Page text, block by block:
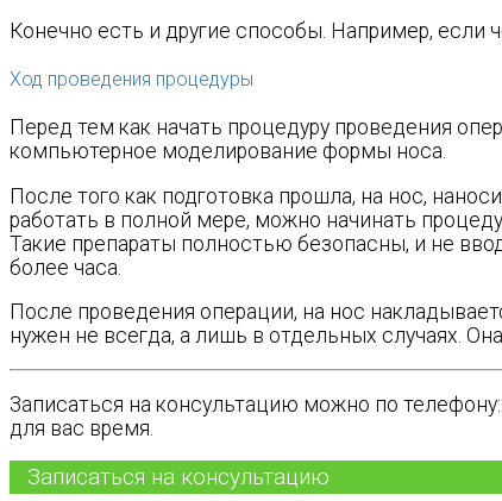
Конечно есть и другие способы. Например, если
Ход проведения процедуры
Перед тем как начать процедуру проведения
компьютерное моделирование формы носа.
После того как подготовка прошла, на нос,
работать в полной мере, можно начинать
Такие препараты полностью безопасны, и не
более часа.
После проведения операции, на нос
нужен не всегда, а лишь в отдельных случаях.
Записаться на консультацию можно по телефону:
для вас время.
Записаться на консультацию